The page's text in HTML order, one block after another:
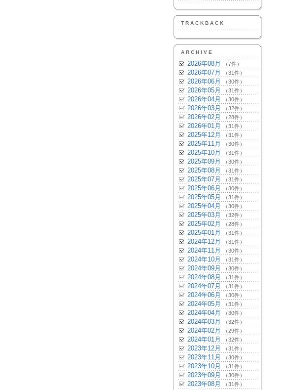
TRACKBACK
ARCHIVE
2026年08月 （7件）
2026年07月 （31件）
2026年06月 （30件）
2026年05月 （31件）
2026年04月 （30件）
2026年03月 （32件）
2026年02月 （28件）
2026年01月 （31件）
2025年12月 （31件）
2025年11月 （30件）
2025年10月 （31件）
2025年09月 （30件）
2025年08月 （31件）
2025年07月 （31件）
2025年06月 （30件）
2025年05月 （31件）
2025年04月 （30件）
2025年03月 （32件）
2025年02月 （28件）
2025年01月 （31件）
2024年12月 （31件）
2024年11月 （30件）
2024年10月 （31件）
2024年09月 （30件）
2024年08月 （31件）
2024年07月 （31件）
2024年06月 （30件）
2024年05月 （31件）
2024年04月 （30件）
2024年03月 （32件）
2024年02月 （29件）
2024年01月 （32件）
2023年12月 （31件）
2023年11月 （30件）
2023年10月 （31件）
2023年09月 （30件）
2023年08月 （31件）